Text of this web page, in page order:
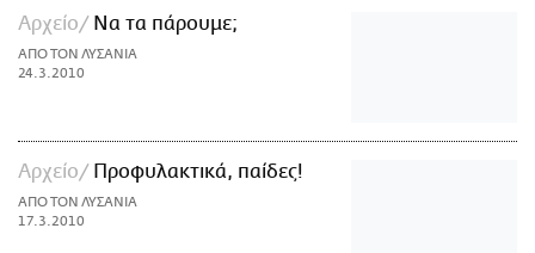
Αρχείο Να τα πάρουμε;
ΑΠΟ ΤΟΝ ΛΥΣΑΝΙΑ
24.3.2010
Αρχείο Προφυλακτικά, παίδες!
ΑΠΟ ΤΟΝ ΛΥΣΑΝΙΑ
17.3.2010